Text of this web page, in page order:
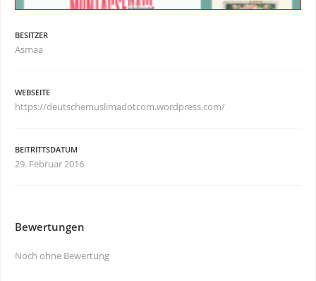
BESITZER
Asmaa
WEBSEITE
https://deutschemuslimadotcom.wordpress.com/
BEITRITTSDATUM
29. Februar 2016
Bewertungen
Noch ohne Bewertung